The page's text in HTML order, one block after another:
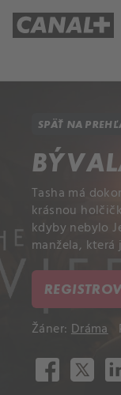
SPÄŤ NA
Tasha má
krásnou
kdyby nebylo
manžela,
Žáner: Dráma